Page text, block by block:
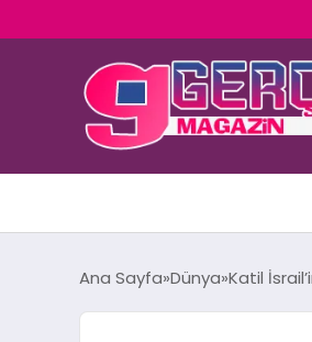
Ana Sayfa Dünya Katil